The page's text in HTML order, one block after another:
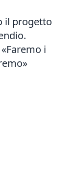
il progetto
i